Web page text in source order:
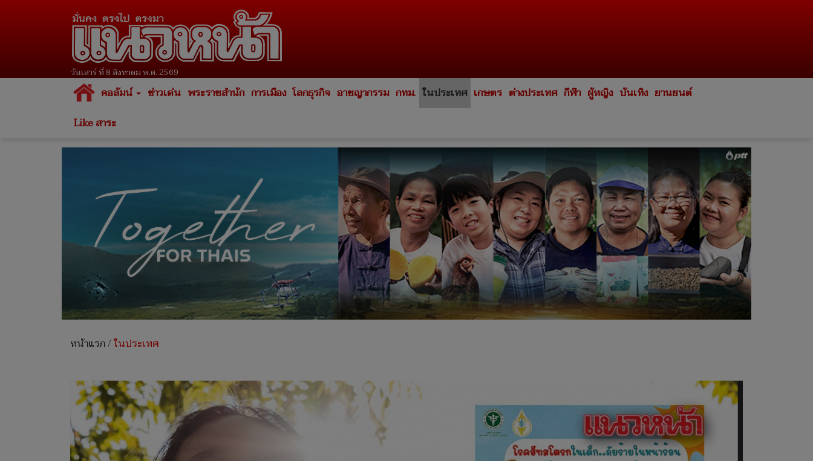
วันเสาร์ ที่ 8 สิงหาคม พ.ศ. 2569
คอลัมน์ ข่าวเด่น พระราชสำนัก การเมือง โลกธุรกิจ อาชญากรรม กทม. ในประเทศ เกษตร ต่างประเทศ กีฬา ผู้หญิง บันเทิง ยานยนต์
Like สาระ
หน้าแรก/ในประเทศ